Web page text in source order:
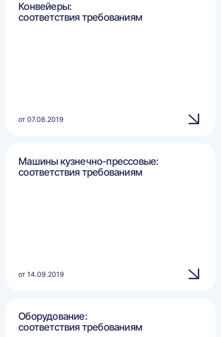
Конвейеры:
соответствия требованиям
от 07.08.2019
Машины кузнечно-прессовые:
соответствия требованиям
от 14.09.2019
Оборудование:
соответствия требованиям